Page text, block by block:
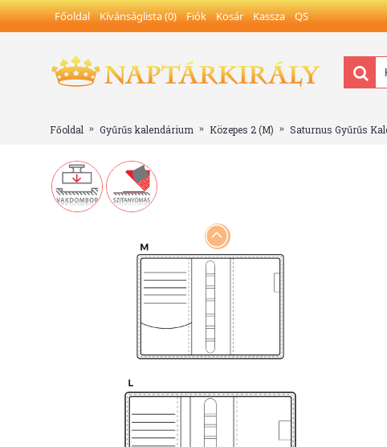
Főoldal Kívánságlista (0) Fiók Kosár Kassza QS
Főoldal Gyűrűs kalendárium Közepes 2 (M) Saturnus Gyűrűs